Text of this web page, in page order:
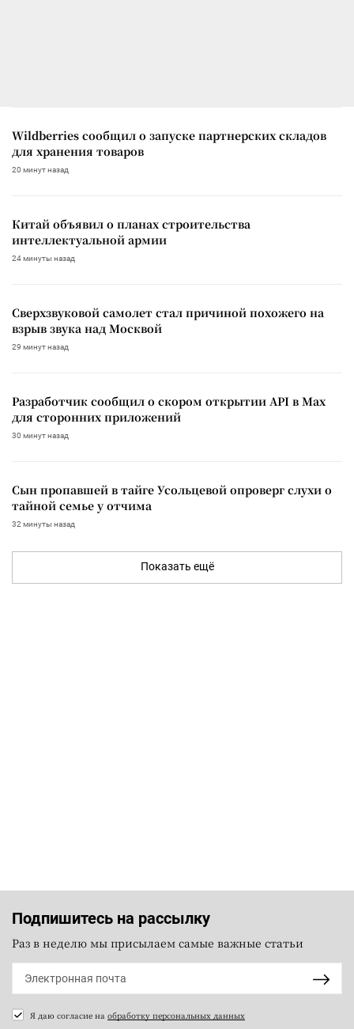
Wildberries сообщил о запуске партнерских складов
для хранения товаров
20 минут назад
Китай объявил о планах строительства
интеллектуальной армии
24 минуты назад
Сверхзвуковой самолет стал причиной похожего на
взрыв звука над Москвой
29 минут назад
Разработчик сообщил о скором открытии API в Max
для сторонних приложений
30 минут назад
Сын пропавшей в тайге Усольцевой опроверг слухи о
тайной семье у отчима
32 минуты назад
Показать ещё
Подпишитесь на рассылку
Раз в неделю мы присылаем самые важные статьи
Я даю согласие на обработку персональных данных